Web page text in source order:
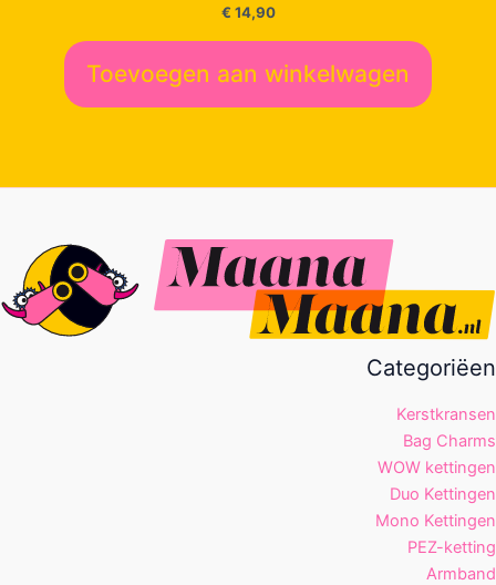
€ 14,90
Toevoegen aan winkelwagen
Categoriëen
Kerstkransen
Bag Charms
WOW kettingen
Duo Kettingen
Mono Kettingen
PEZ-ketting
Armband